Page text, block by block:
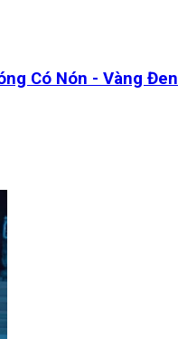
Có Nón - Vàng Đen